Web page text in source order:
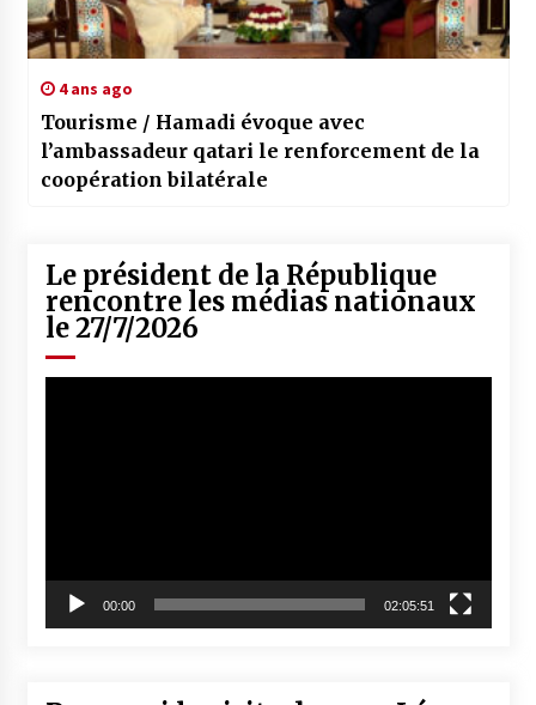
4 ans ago
Tourisme / Hamadi évoque avec
l’ambassadeur qatari le renforcement de la
coopération bilatérale
Le président de la République
rencontre les médias nationaux
le 27/7/2026
00:00 02:05:51